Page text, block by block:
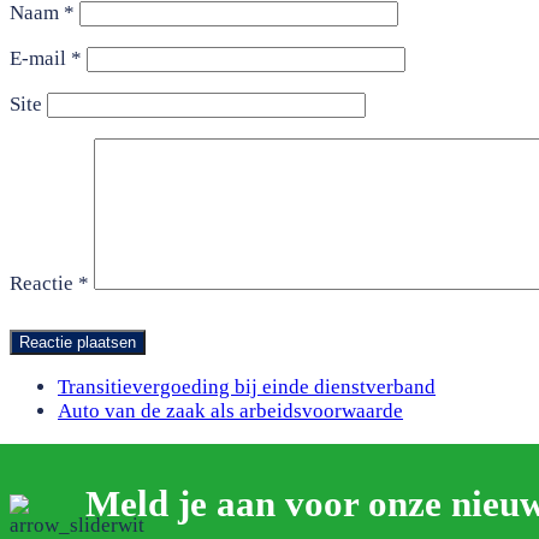
Naam *
E-mail *
Site
Reactie *
previous
post:
Transitievergoeding bij einde dienstverband
next
Auto van de zaak als arbeidsvoorwaarde
Meld je aan voor onze